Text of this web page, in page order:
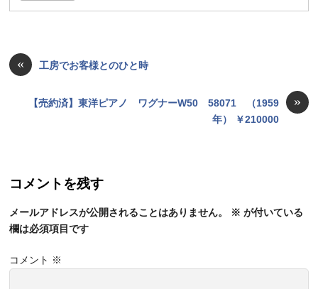
« 工房でお客様とのひと時
»
【売約済】東洋ピアノ ワグナーW50 58071 （1959
年） ￥210000
コメントを残す
メールアドレスが公開されることはありません。 ※ が付いている
欄は必須項目です
コメント ※